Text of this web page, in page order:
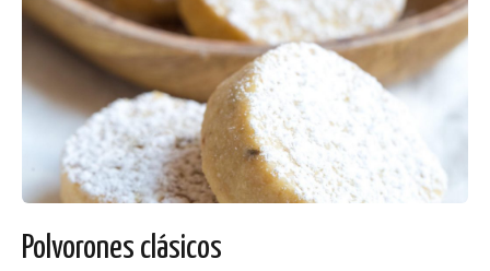
Polvorones clásicos